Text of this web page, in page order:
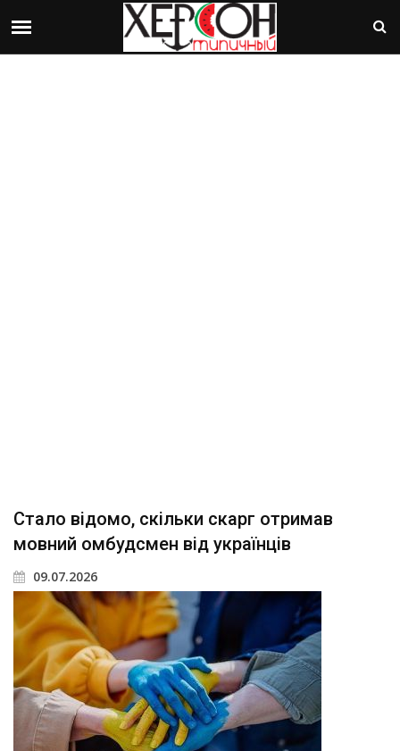
Стало відомо, скільки скарг отримав
мовний омбудсмен від українців
09.07.2026